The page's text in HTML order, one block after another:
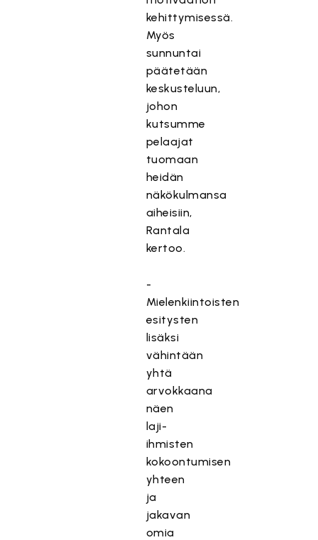
kehittymisessä.
Myös
sunnuntai
päätetään
keskusteluun,
johon
kutsumme
pelaajat
tuomaan
heidän
näkökulmansa
aiheisiin,
Rantala
kertoo.
-
Mielenkiintoisten
esitysten
lisäksi
vähintään
yhtä
arvokkaana
näen
laji-
ihmisten
kokoontumisen
yhteen
ja
jakavan
omia